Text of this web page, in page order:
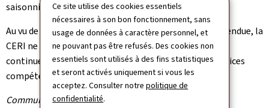
Ce site utilise des cookies essentiels
nécessaires à son bon fonctionnement, sans
usage de données à caractère personnel, et
ne pouvant pas être refusés. Des cookies non
essentiels sont utilisés à des fins statistiques
et seront activés uniquement si vous les
acceptez. Consulter notrepolitique de
confidentialité.
saisonnières adaptées.
Au vu de l'amélioration progressive des conditions attendue, la
CERI ne prévoit plus de nouvelle réunion. La situation
continuera néanmoins d'être suivie de près par les services
compétents.
Communiqué par le Haut-Commissariat à la protection